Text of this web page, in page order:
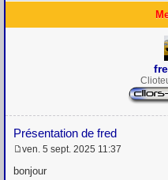
Présentation de fred
e
ven. 5 sept. 2025 11:37
bonjour